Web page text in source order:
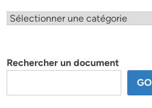
Classification
Rechercher un document
GO